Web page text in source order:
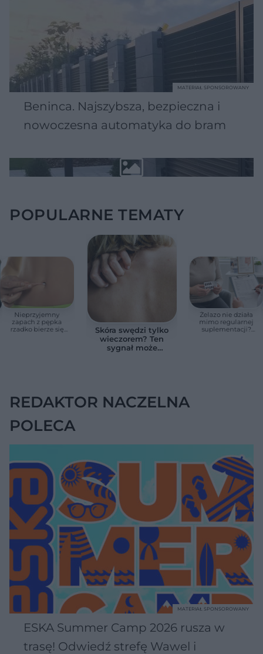
Beninca. Najszybsza, bezpieczna i
nowoczesna automatyka do bram
MATERIAŁ SPONSOROWANY
POPULARNE TEMATY
Nieprzyjemny
zapach z pępka
rzadko bierze się
Skóra swędzi tylko
wieczorem? Ten
sygnał może
Żelazo nie działa
mimo regularnej
suplementacji?
REDAKTOR NACZELNA
POLECA
ESKA Summer Camp 2026 rusza w
trasę! Odwiedź strefę Wawel i
MATERIAŁ SPONSOROWANY